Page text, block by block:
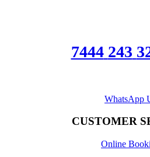
WhatsApp
CUSTOMER
Online